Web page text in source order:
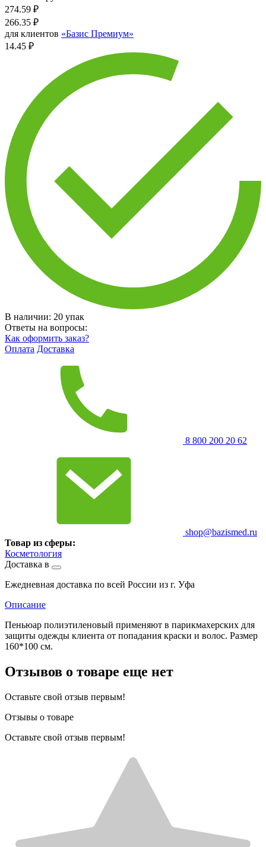
274.59 ₽
266.35 ₽
для клиентов «Базис Премиум»
14.45 ₽
В наличии: 20 упак
Ответы на вопросы:
Как оформить заказ?
Оплата Доставка
8 800 200 20 62
shop@bazismed.ru
Товар из сферы:
Косметология
Доставка в
Ежедневная доставка по всей России из г. Уфа
Описание
Пеньюар полиэтиленовый применяют в парикмахерских для
защиты одежды клиента от попадания краски и волос. Размер
160*100 см.
Отзывов о товаре еще нет
Оставьте свой отзыв первым!
Отзывы о товаре
Оставьте свой отзыв первым!